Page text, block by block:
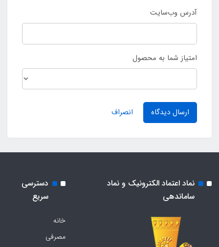
آدرس وب‌سایت
امتیاز شما به محصول
ارسال دیدگاه انصراف
نماد اعتماد الکترونیک و نماد
ساماندهی
دسترسی
سریع
خانه
مصرفی